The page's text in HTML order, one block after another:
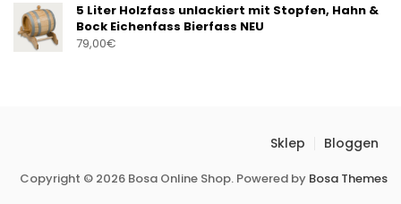
5 Liter Holzfass unlackiert mit Stopfen, Hahn &
Bock Eichenfass Bierfass NEU
79,00€
Sklep Bloggen
Copyright © 2026 Bosa Online Shop. Powered by Bosa Themes